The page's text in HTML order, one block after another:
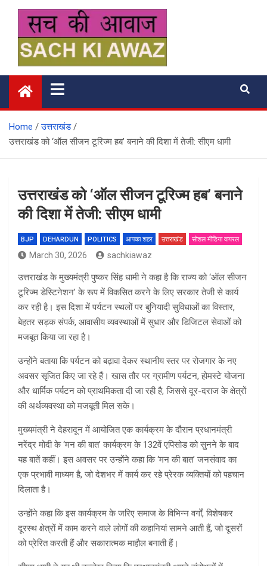
content
सच की आवाज
Home
उत्तराखंड
उत्तराखंड को ‘ऑल सीजन टूरिज्म हब’ बनाने की दिशा में तेजी: सीएम धामी
उत्तराखंड को ‘ऑल सीजन टूरिज्म हब’ बनाने
की दिशा में तेजी: सीएम धामी
BJP DEHARDUN POLITICS आपका शहर उत्तराखंड सोशल मीडिया वायरल
March 30, 2026 sachkiawaz
उत्तराखंड के मुख्यमंत्री पुष्कर सिंह धामी ने कहा है कि राज्य को ‘ऑल सीजन
टूरिज्म डेस्टिनेशन’ के रूप में विकसित करने के लिए सरकार तेजी से कार्य
कर रही है। इस दिशा में पर्यटन स्थलों पर बुनियादी सुविधाओं का विस्तार,
बेहतर सड़क संपर्क, आवासीय व्यवस्थाओं में सुधार और डिजिटल सेवाओं को
मजबूत किया जा रहा है।
उन्होंने बताया कि पर्यटन को बढ़ावा देकर स्थानीय स्तर पर रोजगार के नए
अवसर सृजित किए जा रहे हैं। खास तौर पर ग्रामीण पर्यटन, होमस्टे योजना
और धार्मिक पर्यटन को प्राथमिकता दी जा रही है, जिससे दूर-दराज के क्षेत्रों
की अर्थव्यवस्था को मजबूती मिल सके।
मुख्यमंत्री ने देहरादून में आयोजित एक कार्यक्रम के दौरान प्रधानमंत्री
नरेंद्र मोदी के ‘मन की बात’ कार्यक्रम के 132वें एपिसोड को सुनने के बाद
यह बातें कहीं। इस अवसर पर उन्होंने कहा कि ‘मन की बात’ जनसंवाद का
एक प्रभावी माध्यम है, जो देशभर में कार्य कर रहे प्रेरक व्यक्तियों को पहचान
दिलाता है।
उन्होंने कहा कि इस कार्यक्रम के जरिए समाज के विभिन्न वर्गों, विशेषकर
दूरस्थ क्षेत्रों में काम करने वाले लोगों की कहानियां सामने आती हैं, जो दूसरों
को प्रेरित करती हैं और सकारात्मक माहौल बनाती हैं।